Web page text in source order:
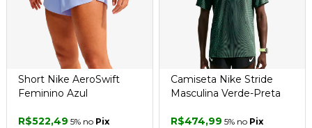
Short Nike AeroSwift
Feminino Azul
R$522,49 5% no Pix
Camiseta Nike Stride
Masculina Verde-Preta
R$474,99 5% no Pix